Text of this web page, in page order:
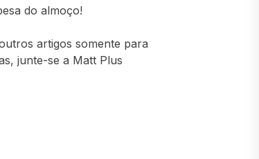
do almoço!
artigos somente para
junte-se a Matt Plus